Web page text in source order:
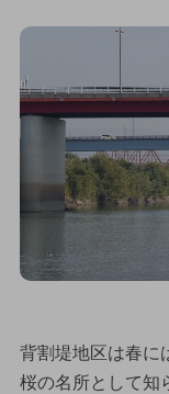
背割堤地区は春に
桜の名所として知